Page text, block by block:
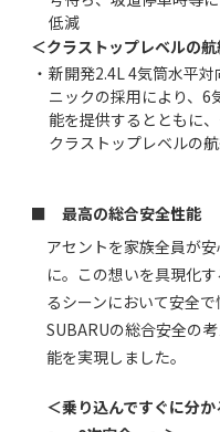
低減
＜クラストップレベルの
・ 新開発2.4L 4気筒水平
ニックの採用により、6
能を提供するとともに
クラストップレベルの
■ 最高の総合安全性能
アセントを家族全員が
に。この想いを具現化
るシーンにおいて安全で
SUBARUの総合安全の
能を実現しました。
＜乗り込んですぐに分